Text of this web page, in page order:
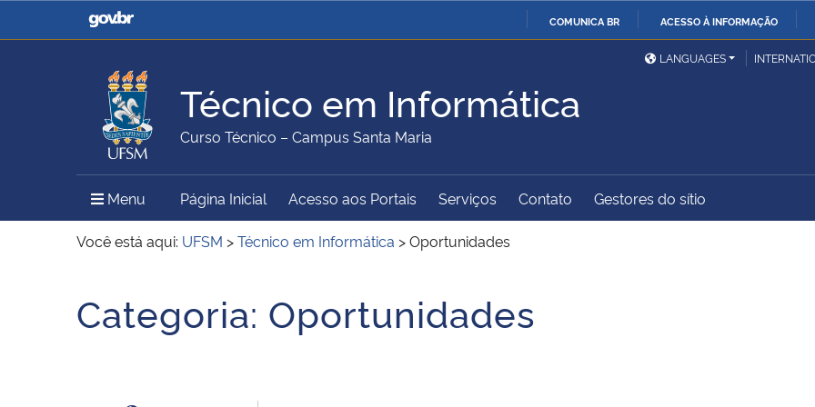
COMUNICA BR ACESSO À INFORMAÇÃO
Casa Civil
Ministério da Justiça e
Ministério da Defesa
Ministério das Relações
Exteriores
Ministério da Agricultura,
Pecuária e Abastecimento
Ministério da Educação Ministério da Cidadania
Ministério do Meio Ambiente Ministério do Turismo
Ministério do
Desenvolvimento Regional
Controladoria-Geral da
Secretaria de Governo
Gabinete de Segurança
Institucional
Advocacia-Geral da União
LANGUAGES
Técnico em Informática
Curso Técnico – Campus Santa Maria
Menu Menu Principal do Sítio
Página Inicial Acesso aos Portais Serviços Contato Gestores do sítio
Você está aqui: UFSM >Técnico em Informática >Oportunidades
Categoria: Oportunidades